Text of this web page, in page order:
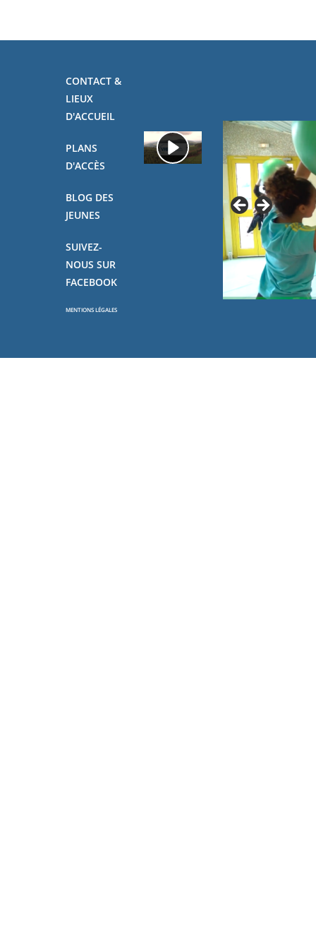
CONTACT &
LIEUX
D'ACCUEIL
PLANS
D'ACCÈS
BLOG DES
JEUNES
SUIVEZ-
NOUS SUR
FACEBOOK
MENTIONS LÉGALES